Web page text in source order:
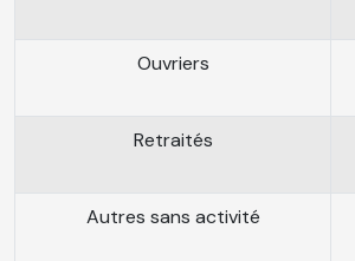
Ouvriers
Retraités
Autres sans activité